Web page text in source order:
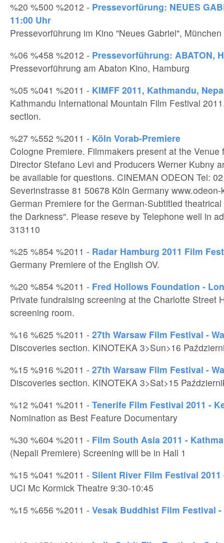
%20 %500 %2012 - Pressevorfürung: NEUES
11:00 Uhr
Pressevorführung im Kino "Neues Gabriel", München
%06 %458 %2012 - Pressevorführung: ABATON,
Pressevorführung am Abaton Kino, Hamburg
%05 %041 %2011 - KIMFF 2011, Kathmandu,
Kathmandu International Mountain Film Festival
section.
%27 %552 %2011 - Köln Vorab-Premiere
Cologne Premiere. Filmmakers present at the Venue
Director Stefano Levi and Producers Werner Kubny
be available for questions. CINEMAN ODEON Tel:
Severinstrasse 81 50678 Köln Germany
German Premiere for the German-Subtitled
the Darkness". Please reseve by Telephone well in
313110
%25 %854 %2011 - Radar Hamburg 2011 Film
Germany Premiere of the English OV.
%20 %854 %2011 - Fred Hollows Foundation -
Private fundraising screening at the Charlotte Street
screening room.
%16 %625 %2011 - 27th Warsaw Film Festival -
Discoveries section. KINOTEKA 3>Sun>16
%15 %916 %2011 - 27th Warsaw Film Festival -
Discoveries section. KINOTEKA 3>Sat>15
%12 %041 %2011 - Tenerife Film Festival 2011 -
Nomination as Best Feature Documentary
%30 %604 %2011 - Film South Asia 2011 -
(Nepali Premiere) Screening will be in Hall 1
%15 %041 %2011 - Silent River Film Festival 2011
UCI Mc Kormick Theatre 9:30-10:45
%15 %656 %2011 - Vesak Buddhist Film Festival